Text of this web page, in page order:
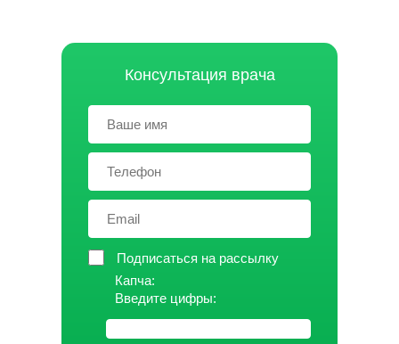
Консультация врача
Подписаться на рассылку
Капча:
Введите цифры: